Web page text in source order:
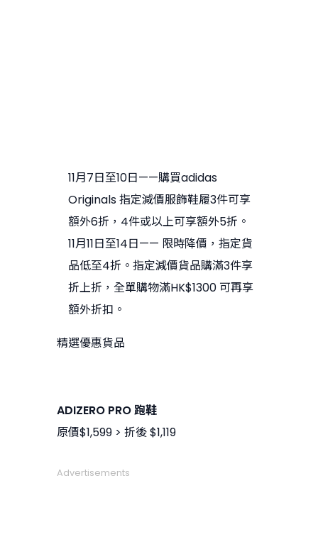
11月7日至10日——購買adidas
Originals 指定減價服飾鞋履3件可享
額外6折，4件或以上可享額外5折。
11月11日至14日—— 限時降價，指定貨
品低至4折。指定減價貨品購滿3件享
折上折，全單購物滿HK$1300 可再享
額外折扣。
精選優惠貨品
ADIZERO PRO 跑鞋
原價$1,599 > 折後 $1,119
Advertisements